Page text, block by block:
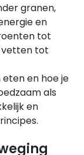
granen,
en
tot
vetten tot
en hoe je
als
en